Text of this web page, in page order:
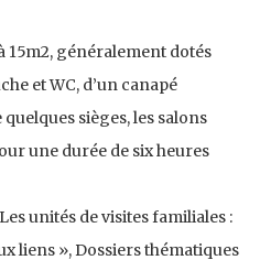
15m2, généralement dotés
et WC, d’un canapé
sièges, les salons
une durée de six heures
unités de visites familiales :
liens », Dossiers thématiques